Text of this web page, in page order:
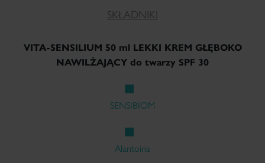
SKŁADNIKI
VITA-SENSILIUM 50 ml LEKKI KREM GŁĘBOKO
NAWILŻAJĄCY do twarzy SPF 30
SENSIBIOM
Alantoina